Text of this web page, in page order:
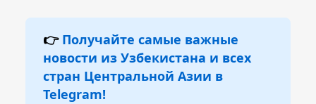
👉 Получайте самые важные
новости из Узбекистана и всех
стран Центральной Азии в
Telegram!